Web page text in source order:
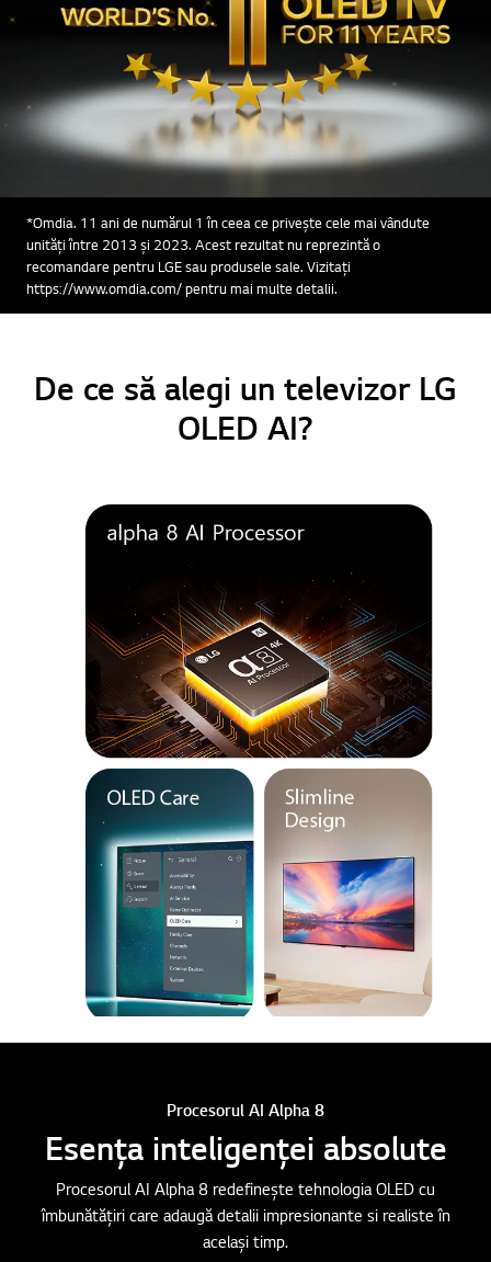
*Omdia. 11 ani de numărul 1 în ceea ce privește cele mai vândute
unități între 2013 și 2023. Acest rezultat nu reprezintă o
recomandare pentru LGE sau produsele sale. Vizitați
https://www.omdia.com/ pentru mai multe detalii.
De ce să alegi un televizor LG
OLED AI?
Procesorul AI Alpha 8
Esența inteligenței absolute
Procesorul AI Alpha 8 redefinește tehnologia OLED cu
îmbunătățiri care adaugă detalii impresionante si realiste în
același timp.